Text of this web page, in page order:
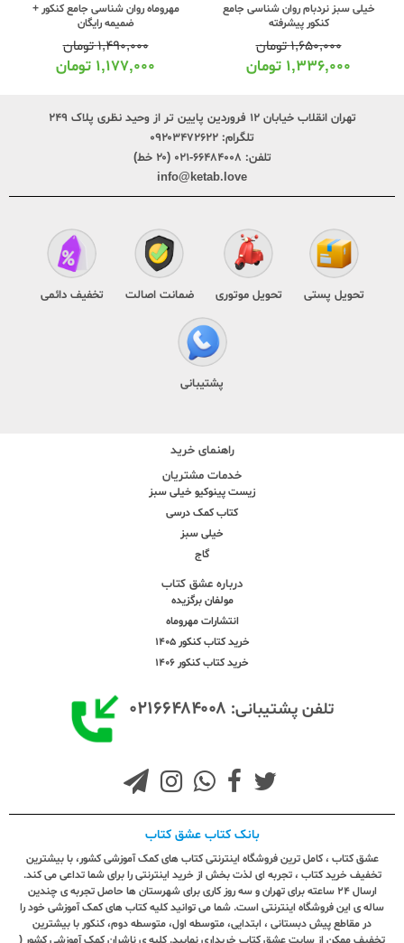
خیلی سبز نردبام روان شناسی جامع
کنکور پیشرفته
۱,۶۵۰,۰۰۰تومان
۱,۳۳۶,۰۰۰ تومان
مهروماه روان شناسی جامع کنکور +
ضمیمه رایگان
۱,۴۹۰,۰۰۰تومان
۱,۱۷۷,۰۰۰ تومان
تهران انقلاب خیابان ۱۲ فروردین پایین تر از وحید نظری پلاک ۲۴۹
تلگرام: ۰۹۲۰۳۴۷۲۶۲۲
تلفن: ۶۶۴۸۴۰۰۸-۰۲۱ (۲۰ خط)
info@ketab.love
تحویل پستی تحویل موتوری ضمانت اصالت تخفیف دائمی
پشتیبانی
راهنمای خرید
خدمات مشتریان
زیست پینوکیو خیلی سبز
کتاب کمک درسی
خیلی سبز
گاج
درباره عشق کتاب
مولفان برگزیده
انتشارات مهروماه
خرید کتاب کنکور 1405
خرید کتاب کنکور 1406
تلفن پشتیبانی: ۰۲۱۶۶۴۸۴۰۰۸
بانک کتاب عشق کتاب
عشق کتاب ، کامل ترین فروشگاه اینترنتی کتاب های کمک آموزشی کشور، با بیشترین
تخفیف خرید کتاب ، تجربه ای لذت بخش از خرید اینترنتی را برای شما تداعی می کند.
ارسال ٢٤ ساعته برای تهران و سه روز کاری برای شهرستان ها حاصل تجربه ی چندین
ساله ی این فروشگاه اینترنتی است. شما می توانید کلیه کتاب های کمک آموزشی خود را
در مقاطع پیش دبستانی ، ابتدایی، متوسطه اول، متوسطه دوم، کنکور با بیشترین
تخفیف ممکن از سایت عشق کتاب خریداری نمایید. کلیه ی ناشران کمک آموزشی کشور (